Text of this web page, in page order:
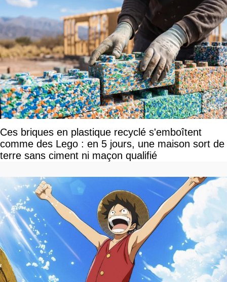
Ces briques en plastique recyclé s'emboîtent
comme des Lego : en 5 jours, une maison sort de
terre sans ciment ni maçon qualifié